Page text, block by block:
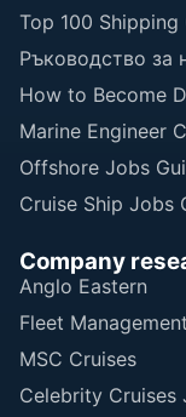
Top 100
Ръководство за
How to Become
Marine Engineer
Offshore Jobs
Cruise Ship Jobs
Company
Anglo Eastern
Fleet
MSC Cruises
Celebrity Cruises